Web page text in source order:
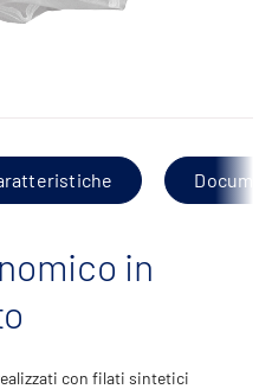
in
con filati sintetici